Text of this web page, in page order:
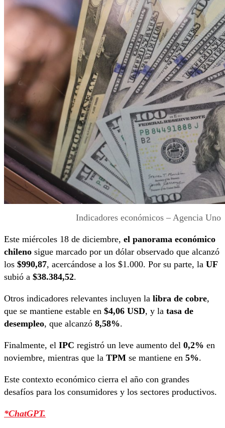
Indicadores económicos – Agencia Uno
Este miércoles 18 de diciembre, el panorama económico
chileno sigue marcado por un dólar observado que alcanzó
los $990,87, acercándose a los $1.000. Por su parte, la UF
subió a $38.384,52.
Otros indicadores relevantes incluyen la libra de cobre,
que se mantiene estable en $4,06 USD, y la tasa de
desempleo, que alcanzó 8,58%.
Finalmente, el IPC registró un leve aumento del 0,2% en
noviembre, mientras que la TPM se mantiene en 5%.
Este contexto económico cierra el año con grandes
desafíos para los consumidores y los sectores productivos.
*ChatGPT.